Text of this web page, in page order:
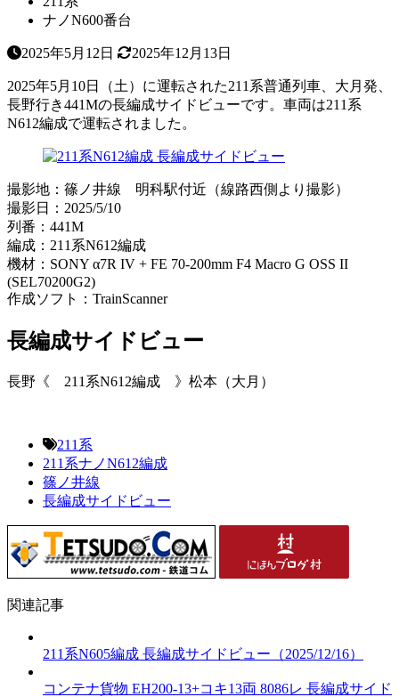
ナノN600番台
2025年5月12日 2025年12月13日
2025年5月10日（土）に運転された211系普通列車、大月発、
長野行き441Mの長編成サイドビューです。車両は211系
N612編成で運転されました。
撮影地：篠ノ井線 明科駅付近（線路西側より撮影）
撮影日：2025/5/10
列番：441M
編成：211系N612編成
機材：SONY α7R IV + FE 70-200mm F4 Macro G OSS II
(SEL70200G2)
作成ソフト：TrainScanner
長編成サイドビュー
長野《 211系N612編成 》松本（大月）
211系
211系ナノN612編成
篠ノ井線
長編成サイドビュー
関連記事
211系N605編成 長編成サイドビュー（2025/12/16）
コンテナ貨物 EH200-13+コキ13両 8086レ 長編成サイド